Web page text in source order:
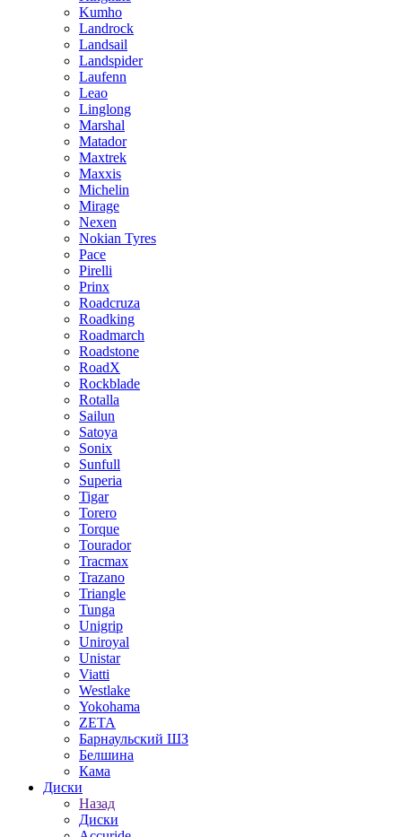
Kumho
Landrock
Landsail
Landspider
Laufenn
Leao
Linglong
Marshal
Matador
Maxtrek
Maxxis
Michelin
Mirage
Nexen
Nokian Tyres
Pace
Pirelli
Prinx
Roadcruza
Roadking
Roadmarch
Roadstone
RoadX
Rockblade
Rotalla
Sailun
Satoya
Sonix
Sunfull
Superia
Tigar
Torero
Torque
Tourador
Tracmax
Trazano
Triangle
Tunga
Unigrip
Uniroyal
Unistar
Viatti
Westlake
Yokohama
ZETA
Барнаульский ШЗ
Белшина
Кама
Диски
Назад
Диски